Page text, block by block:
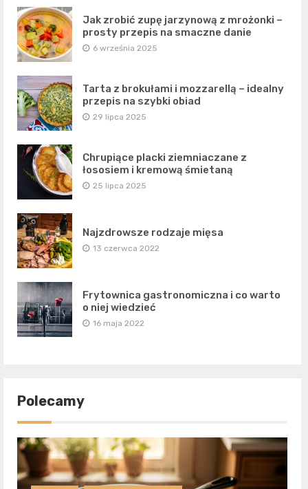
Jak zrobić zupę jarzynową z mrożonki –
prosty przepis na smaczne danie
6 września 2025
Tarta z brokułami i mozzarellą – idealny
przepis na szybki obiad
29 lipca 2025
Chrupiące placki ziemniaczane z
łososiem i kremową śmietaną
25 lipca 2025
Najzdrowsze rodzaje mięsa
13 czerwca 2022
Frytownica gastronomiczna i co warto
o niej wiedzieć
16 maja 2022
Polecamy